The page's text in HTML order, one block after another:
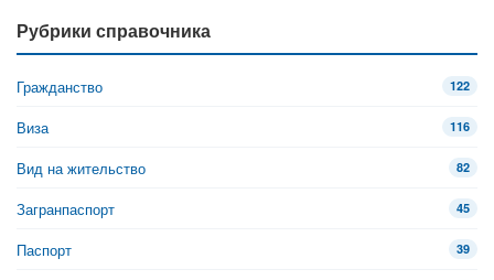
Рубрики справочника
Гражданство 122
Виза 116
Вид на жительство 82
Загранпаспорт 45
Паспорт 39